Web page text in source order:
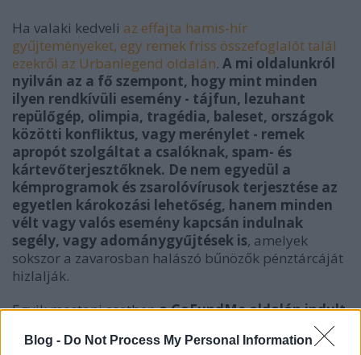
Blog - Do Not Process My Personal Information
Ha valaki kedveli az effajta hamis-hír
gyűjteményeket, egy remek friss összefoglalót talál
ezekről az Urbanlegend oldalán. A mi oldalunkról
nyilván az a fő szempont, hogy mint minden
ilyen rendkívüli esemény - tájfun, lezuhant
repülőgép, olimpia, tragédia, baleset, országok
közötti konfliktus, vagy merénylet - remek
apropót szolgáltat a csalóknak, spam- és
kártevőterjesztőknek. De nem egyedül a
kémprogramok és zsarolóvírusok terjesztése az
egyetlen károkozási lehetőség, hanem minden
vélt vagy valós esemény kapcsán indulnak
segély, vagy adománygyűjtések is, amelyek
sokszor a zavarosban halászó bűnözők pénztárcáját
hizlalják.
Egyik mostani esetbena GoFundMe oldalán indult
egy gyűjtés, ahol már több, mint 200 ezer dollár
(60 millió forint) gyűlt össze arra a célra, hogy